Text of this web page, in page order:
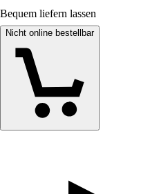
Bequem liefern lassen
Nicht online bestellbar